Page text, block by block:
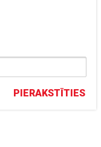
PIERAKSTĪTIES